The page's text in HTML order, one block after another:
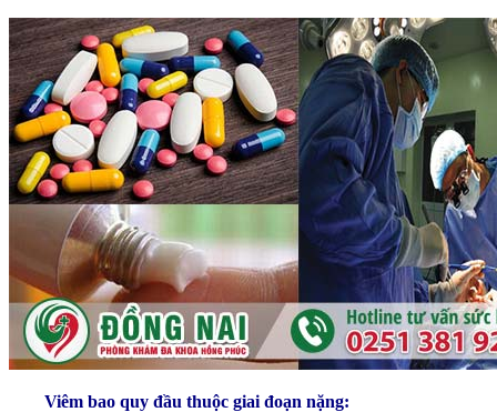
Viêm bao quy đầu thuộc giai đoạn nặng: